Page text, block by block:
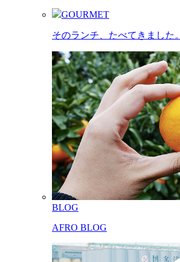
GOURMET
そのランチ、たべてきました。
BLOG
AFRO BLOG